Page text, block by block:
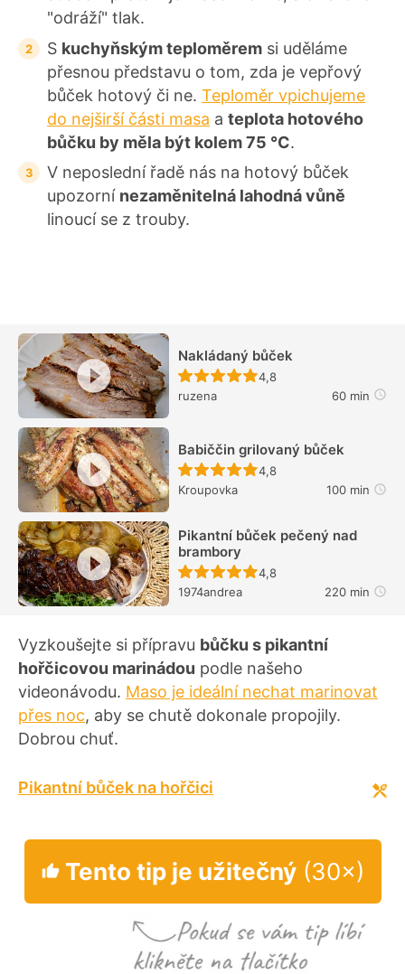
"odráží" tlak.
S kuchyňským teploměrem si uděláme
přesnou představu o tom, zda je vepřový
bůček hotový či ne. Teploměr vpichujeme
do nejširší části masa a teplota hotového
bůčku by měla být kolem 75 °C.
V neposlední řadě nás na hotový bůček
upozorní nezaměnitelná lahodná vůně
linoucí se z trouby.
Nakládaný bůček
Recept ještě nebyl
4,8
ruzena
60 min
Babiččin grilovaný bůček
Recept ještě nebyl
4,8
Kroupovka
100 min
Pikantní bůček pečený nad
brambory
Recept ještě nebyl
4,8
1974andrea
220 min
Vyzkoušejte si přípravu bůčku s pikantní
hořčicovou marinádou podle našeho
videonávodu. Maso je ideální nechat marinovat
přes noc, aby se chutě dokonale propojily.
Dobrou chuť.
Pikantní bůček na hořčici
Tento tip je užitečný(30×)